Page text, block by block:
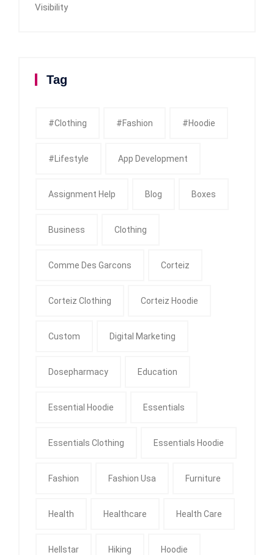
Visibility
Tag
#clothing #fashion #Hoodie
#Lifestyle App Development
Assignment Help Blog Boxes
Business Clothing
Comme Des Garcons Corteiz
Corteiz Clothing Corteiz Hoodie
Custom Digital Marketing
Dosepharmacy Education
Essential Hoodie Essentials
Essentials Clothing Essentials Hoodie
Fashion Fashion Usa Furniture
Health Healthcare Health Care
Hellstar Hiking Hoodie